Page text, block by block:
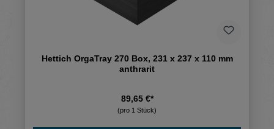
Hettich OrgaTray 270 Box, 231 x 237 x 110 mm
anthrarit
89,65 €*
(pro 1 Stück)